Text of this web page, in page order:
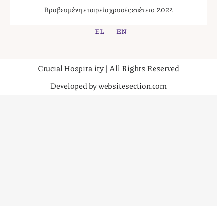
Βραβευμένη εταιρεία χρυσές επέτειοι 2022
EL EN
Crucial Hospitality | All Rights Reserved
Developed by websitesection.com